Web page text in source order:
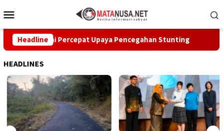
ke
Mobile
HeadlinePercepat Upaya Pencegahan Stunting
HEADLINES